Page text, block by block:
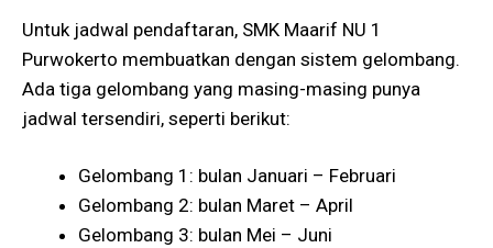
Untuk jadwal pendaftaran, SMK Maarif NU 1
Purwokerto membuatkan dengan sistem gelombang.
Ada tiga gelombang yang masing-masing punya
jadwal tersendiri, seperti berikut:
Gelombang 1: bulan Januari – Februari
Gelombang 2: bulan Maret – April
Gelombang 3: bulan Mei – Juni